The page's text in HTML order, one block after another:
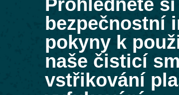
Prohlédněte
bezpečnostní
pokyny k
naše čisticí
vstřikování